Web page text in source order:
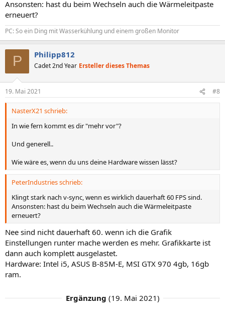
Ansonsten: hast du beim Wechseln auch die Wärmeleitpaste
erneuert?
PC: So ein Ding mit Wasserkühlung und einem großen Monitor
P Philipp812
Cadet 2nd Year Ersteller dieses Themas
19. Mai 2021 #8
NasterX21 schrieb:
In wie fern kommt es dir "mehr vor"?
Und generell..
Wie wäre es, wenn du uns deine Hardware wissen lässt?
PeterIndustries schrieb:
Klingt stark nach v-sync, wenn es wirklich dauerhaft 60 FPS sind.
Ansonsten: hast du beim Wechseln auch die Wärmeleitpaste
erneuert?
Nee sind nicht dauerhaft 60. wenn ich die Grafik
Einstellungen runter mache werden es mehr. Grafikkarte ist
dann auch komplett ausgelastet.
Hardware: Intel i5, ASUS B-85M-E, MSI GTX 970 4gb, 16gb
ram.
Ergänzung (19. Mai 2021)